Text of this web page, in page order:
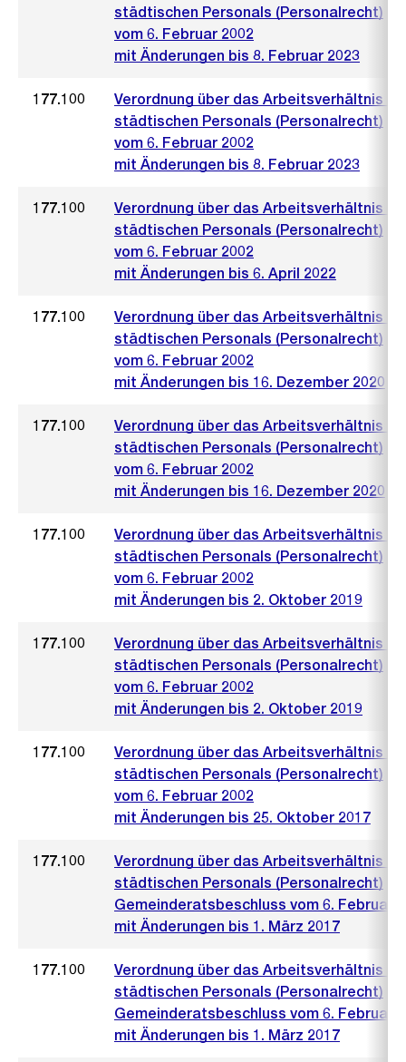
städtischen Personals (Personalrecht)
vom 6. Februar 2002
mit Änderungen bis 8. Februar 2023
177.100
Verordnung über das Arbeitsverhältnis
städtischen Personals (Personalrecht)
vom 6. Februar 2002
mit Änderungen bis 8. Februar 2023
177.100
Verordnung über das Arbeitsverhältnis
städtischen Personals (Personalrecht)
vom 6. Februar 2002
mit Änderungen bis 6. April 2022
177.100
Verordnung über das Arbeitsverhältnis
städtischen Personals (Personalrecht)
vom 6. Februar 2002
mit Änderungen bis 16. Dezember 2020
177.100
Verordnung über das Arbeitsverhältnis
städtischen Personals (Personalrecht)
vom 6. Februar 2002
mit Änderungen bis 16. Dezember 2020
177.100
Verordnung über das Arbeitsverhältnis
städtischen Personals (Personalrecht)
vom 6. Februar 2002
mit Änderungen bis 2. Oktober 2019
177.100
Verordnung über das Arbeitsverhältnis
städtischen Personals (Personalrecht)
vom 6. Februar 2002
mit Änderungen bis 2. Oktober 2019
177.100
Verordnung über das Arbeitsverhältnis
städtischen Personals (Personalrecht)
vom 6. Februar 2002
mit Änderungen bis 25. Oktober 2017
177.100
Verordnung über das Arbeitsverhältnis
städtischen Personals (Personalrecht)
Gemeinderatsbeschluss vom 6. Februar
mit Änderungen bis 1. März 2017
177.100
Verordnung über das Arbeitsverhältnis
städtischen Personals (Personalrecht)
Gemeinderatsbeschluss vom 6. Februar
mit Änderungen bis 1. März 2017